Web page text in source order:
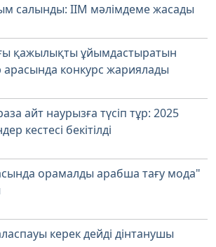
салынды: ІІМ мәлімдеме жасады
қажылықты ұйымдастыратын
арасында конкурс жариялады
айт наурызға түсіп тұр: 2025
кестесі бекітілді
орамалды арабша тағу мода"
керек дейді дінтанушы